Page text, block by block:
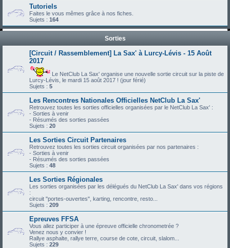
Tutoriels
Faites le vous mêmes grâce à nos fiches.
Sujets : 164
Sorties
[Circuit / Rassemblement] La Sax' à Lurcy-Lévis - 15 Août
2017
Le NetClub La Sax' organise une nouvelle sortie circuit sur la piste de
Lurcy-Lévis, le mardi 15 août 2017 ! (jour férié)
Sujets : 5
Les Rencontres Nationales Officielles NetClub La Sax'
Retrouvez toutes les sorties officielles organisées par le NetClub La Sax' :
- Sorties à venir
- Résumés des sorties passées
Sujets : 20
Les Sorties Circuit Partenaires
Retrouvez toutes les sorties circuit organisées par nos partenaires :
- Sorties à venir
- Résumés des sorties passées
Sujets : 48
Les Sorties Régionales
Les sorties organisées par les délégués du NetClub La Sax' dans vos régions
:
circuit "portes-ouvertes", karting, rencontre, resto...
Sujets : 209
Epreuves FFSA
Vous allez participer à une épreuve officielle chronometrée ?
Venez nous y convier !
Rallye asphalte, rallye terre, course de cote, circuit, slalom...
Sujets : 229